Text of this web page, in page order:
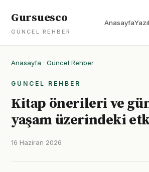
Gursuesco
GÜNCEL REHBER
Anasayfa
Anasayfa · Güncel Rehber
GÜNCEL REHBER
Kitap önerileri ve
yaşam üzerindeki
16 Haziran 2026